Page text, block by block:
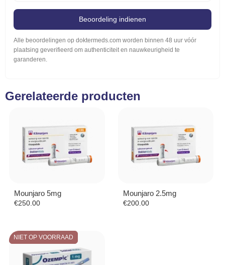
Beoordeling indienen
Alle beoordelingen op doktermeds.com worden binnen 48 uur vóór
plaatsing geverifieerd om authenticiteit en nauwkeurigheid te
garanderen.
Gerelateerde producten
Mounjaro 5mg
€250.00
Mounjaro 2.5mg
€200.00
NIET OP VOORRAAD